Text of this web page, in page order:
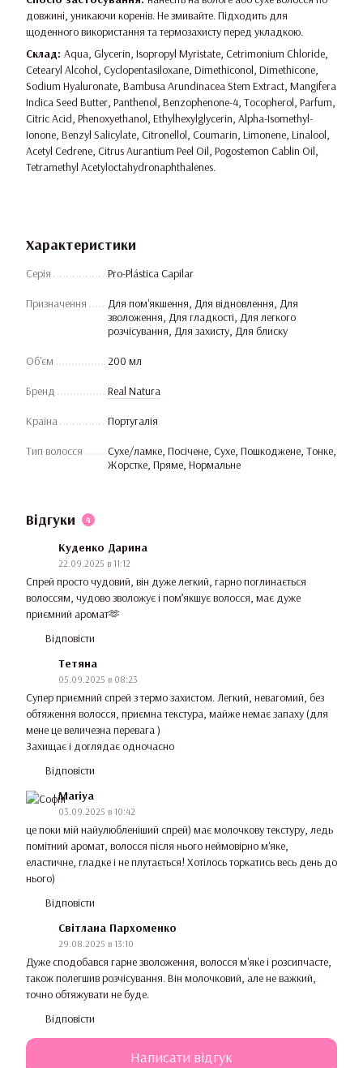
довжині, уникаючи коренів. Не змивайте. Підходить для
щоденного використання та термозахисту перед укладкою.
Склад: Aqua, Glycerin, Isopropyl Myristate, Cetrimonium Chloride,
Cetearyl Alcohol, Cyclopentasiloxane, Dimethiconol, Dimethicone,
Sodium Hyaluronate, Bambusa Arundinacea Stem Extract, Mangifera
Indica Seed Butter, Panthenol, Benzophenone-4, Tocopherol, Parfum,
Citric Acid, Phenoxyethanol, Ethylhexylglycerin, Alpha-Isomethyl-
Ionone, Benzyl Salicylate, Citronellol, Coumarin, Limonene, Linalool,
Acetyl Cedrene, Citrus Aurantium Peel Oil, Pogostemon Cablin Oil,
Tetramethyl Acetyloctahydronaphthalenes.
Характеристики
Серія Pro-Plástica Capilar
Призначення
Для пом'якшення, Для відновлення, Для
зволоження, Для гладкості, Для легкого
розчісування, Для захисту, Для блиску
Об'єм 200 мл
Бренд Real Natura
Країна Португалія
Тип волосся
Сухе/ламке, Посічене, Сухе, Пошкоджене, Тонке,
Жорстке, Пряме, Нормальне
Відгуки 4
Куденко Дарина
22.09.2025 в 11:12
Спрей просто чудовий, він дуже легкий, гарно поглинається
волоссям, чудово зволожує і пом’якшує волосся, має дуже
приємний аромат🫶
Відповісти
Тетяна
05.09.2025 в 08:23
Супер приємний спрей з термо захистом. Легкий, невагомий, без
обтяження волосся, приємна текстура, майже немає запаху (для
мене це величезна перевага )
Захищає і доглядає одночасно
Відповісти
Mariya
03.09.2025 в 10:42
це поки мій найулюбленіший спрей) має молочкову текстуру, ледь
помітний аромат, волосся після нього неймовірно м'яке,
еластичне, гладке і не плутається! Хотілось торкатись весь день до
нього)
Відповісти
Світлана Пархоменко
29.08.2025 в 13:10
Дуже сподобався гарне зволоження, волосся м'яке і розсипчасте,
також полегшив розчісування. Він молочковий, але не важкий,
точно обтяжувати не буде.
Відповісти
Написати відгук